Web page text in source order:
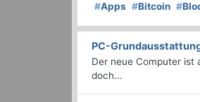
#Apps #Bitcoin #
PC-
Der neue Computer ist
doch...